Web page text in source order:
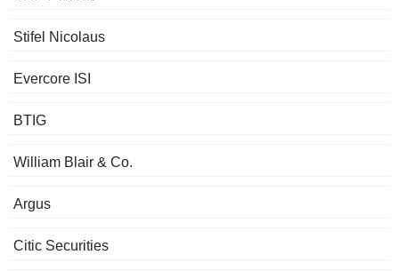
Stifel Nicolaus
Evercore ISI
BTIG
William Blair & Co.
Argus
Citic Securities